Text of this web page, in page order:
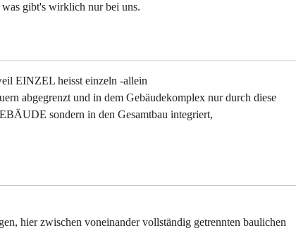
gibt's wirklich nur bei uns.
EINZEL heisst einzeln -allein
abgegrenzt und in dem Gebäudekomplex nur durch diese
sondern in den Gesamtbau integriert,
hier zwischen voneinander vollständig getrennten baulichen